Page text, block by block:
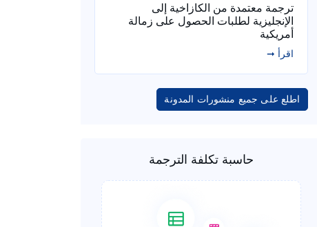
ترجمة معتمدة من الكازاخية إلى
الإنجليزية لطلبات الحصول على زمالة
أمريكية
اقرأ ➞
اطلع على جميع منشورات المدونة
حاسبة تكلفة الترجمة